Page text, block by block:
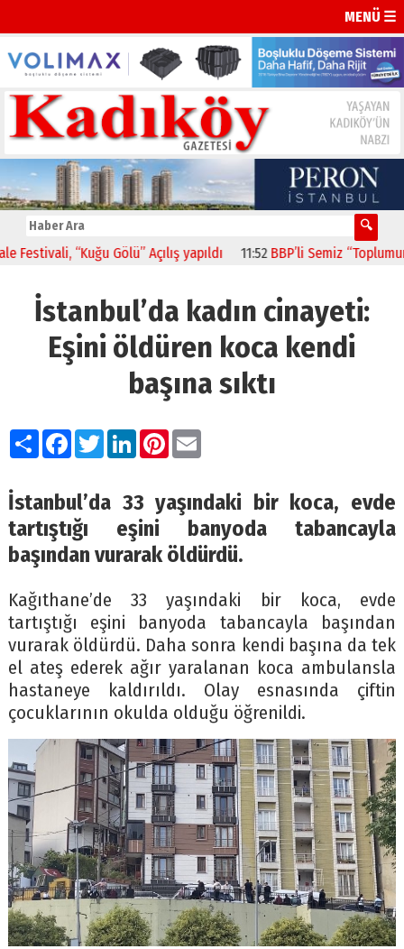
MENÜ ☰
“Kuğu Gölü” Açılış yapıldı 11:52 BBP’li Semiz “Toplumun
İstanbul’da kadın cinayeti:
Eşini öldüren koca kendi
başına sıktı
PaylaşFacebook
TwitterLinkedIn
Pinterest
Email
İstanbul’da 33 yaşındaki bir koca, evde
tartıştığı eşini banyoda tabancayla
başından vurarak öldürdü.
Kağıthane’de 33 yaşındaki bir koca, evde
tartıştığı eşini banyoda tabancayla başından
vurarak öldürdü. Daha sonra kendi başına da tek
el ateş ederek ağır yaralanan koca ambulansla
hastaneye kaldırıldı. Olay esnasında çiftin
çocuklarının okulda olduğu öğrenildi.